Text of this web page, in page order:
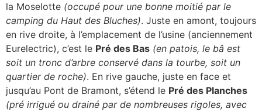
la Moselotte (occupé pour une bonne moitié par le
camping du Haut des Bluches). Juste en amont, toujours
en rive droite, à l’emplacement de l’usine (anciennement
Eurelectric), c’est le Pré des Bas (en patois, le bâ est
soit un tronc d’arbre conservé dans la tourbe, soit un
quartier de roche). En rive gauche, juste en face et
jusqu’au Pont de Bramont, s’étend le Pré des Planches
(pré irrigué ou drainé par de nombreuses rigoles, avec